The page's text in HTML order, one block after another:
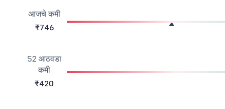
आजचे कमी
₹746
52 आठवडा
कमी
₹420